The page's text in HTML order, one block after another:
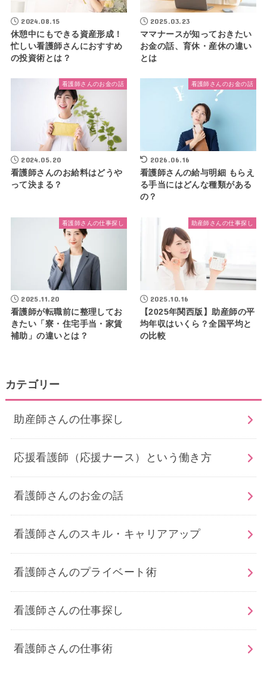
2024.08.15
休憩中にもできる資産形成！
忙しい看護師さんにおすすめ
の投資術とは？
2025.03.23
ママナースが知っておきたい
お金の話、育休・産休の違い
とは
看護師さんのお金の話
2024.05.20
看護師さんのお給料はどうや
って決まる？
看護師さんのお金の話
2026.06.16
看護師さんの給与明細 もらえ
る手当にはどんな種類がある
の？
看護師さんの仕事探し
2025.11.20
看護師が転職前に整理してお
きたい「寮・住宅手当・家賃
補助」の違いとは？
助産師さんの仕事探し
2025.10.16
【2025年関西版】助産師の平
均年収はいくら？全国平均と
の比較
カテゴリー
助産師さんの仕事探し
応援看護師（応援ナース）という働き方
看護師さんのお金の話
看護師さんのスキル・キャリアアップ
看護師さんのプライベート術
看護師さんの仕事探し
看護師さんの仕事術